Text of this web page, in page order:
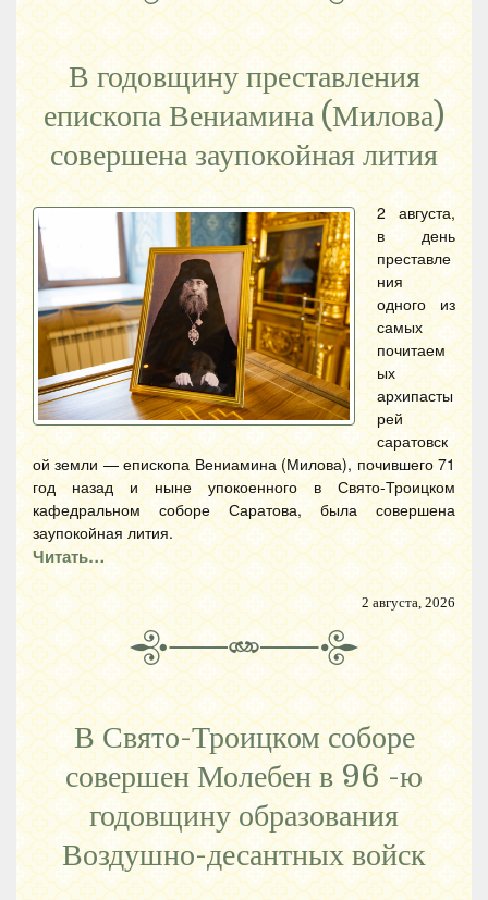
В годовщину преставления
епископа Вениамина (Милова)
совершена заупокойная лития
2 августа,
в день
преставле
ния
одного из
самых
почитаем
ых
архипасты
рей
саратовск
ой земли — епископа Вениамина (Милова), почившего 71
год назад и ныне упокоенного в Свято-Троицком
кафедральном соборе Саратова, была совершена
заупокойная лития.
Читать…
2 августа, 2026
В Свято-Троицком соборе
совершен Молебен в 96 -ю
годовщину образования
Воздушно-десантных войск